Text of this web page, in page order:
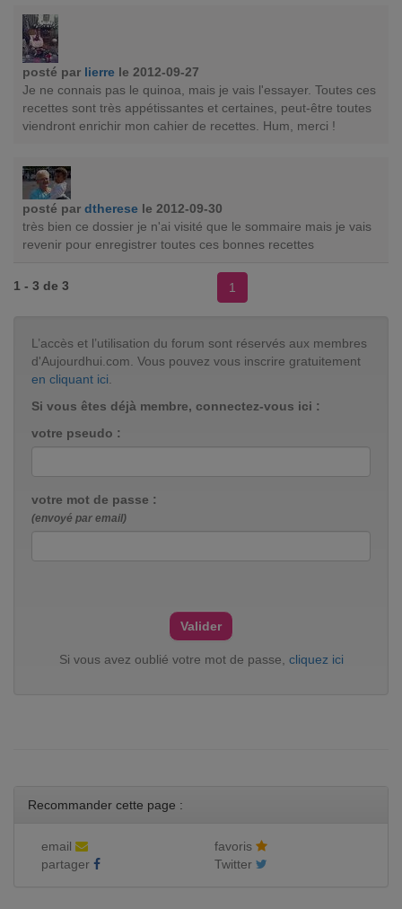
posté par lierre le 2012-09-27
Je ne connais pas le quinoa, mais je vais l'essayer. Toutes ces
recettes sont très appétissantes et certaines, peut-être toutes
viendront enrichir mon cahier de recettes. Hum, merci !
posté par dtherese le 2012-09-30
très bien ce dossier je n'ai visité que le sommaire mais je vais
revenir pour enregistrer toutes ces bonnes recettes
1 - 3 de 3 1
L’accès et l’utilisation du forum sont réservés aux membres
d'Aujourdhui.com. Vous pouvez vous inscrire gratuitement
en cliquant ici.
Si vous êtes déjà membre, connectez-vous ici :
votre pseudo :
votre mot de passe :
(envoyé par email)
Si vous avez oublié votre mot de passe, cliquez ici
Recommander cette page :
email
favoris
partager
Twitter